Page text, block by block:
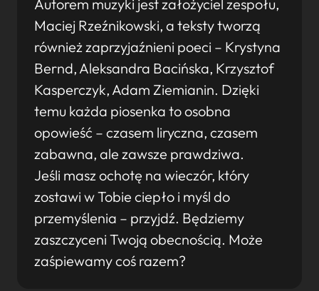
Autorem muzyki jest założyciel zespołu,
Maciej Rzeźnikowski, a teksty tworzą
również zaprzyjaźnieni poeci – Krystyna
Bernd, Aleksandra Bacińska, Krzysztof
Kasperczyk, Adam Ziemianin. Dzięki
temu każda piosenka to osobna
opowieść – czasem liryczna, czasem
zabawna, ale zawsze prawdziwa.
Jeśli masz ochotę na wieczór, który
zostawi w Tobie ciepło i myśl do
przemyślenia – przyjdź. Będziemy
zaszczyceni Twoją obecnością. Może
zaśpiewamy coś razem?